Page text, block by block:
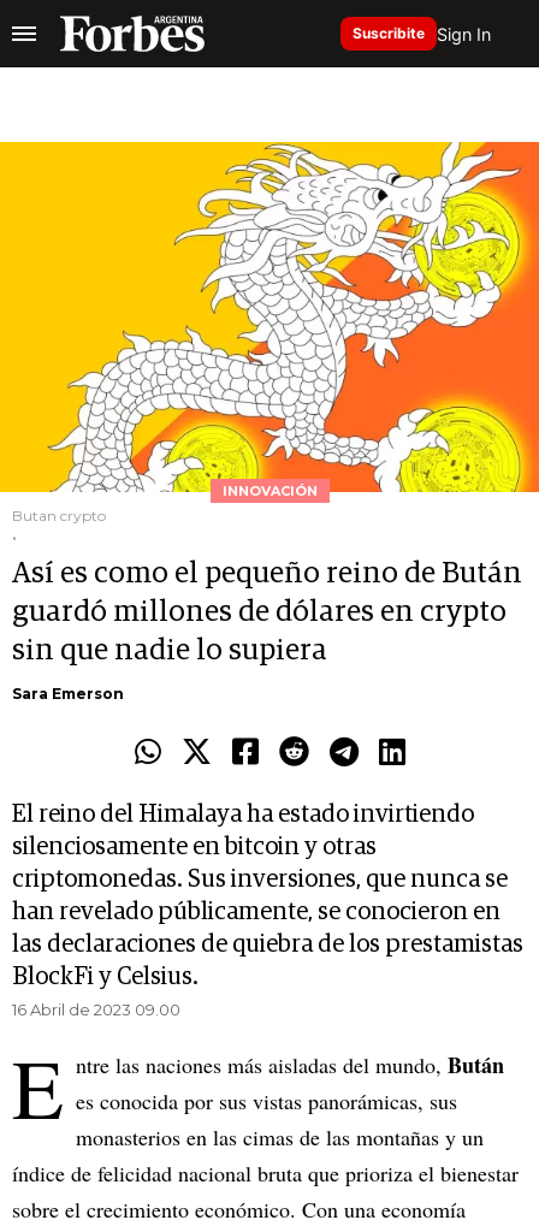
Suscribite Sign In
INNOVACIÓN
Butan crypto
.
Así es como el pequeño reino de Bután
guardó millones de dólares en crypto
sin que nadie lo supiera
Sara Emerson
El reino del Himalaya ha estado invirtiendo
silenciosamente en bitcoin y otras
criptomonedas. Sus inversiones, que nunca se
han revelado públicamente, se conocieron en
las declaraciones de quiebra de los prestamistas
BlockFi y Celsius.
16 Abril de 2023 09.00
E ntre las naciones más aisladas del mundo, Bután
es conocida por sus vistas panorámicas, sus
monasterios en las cimas de las montañas y un
índice de felicidad nacional bruta que prioriza el bienestar
sobre el crecimiento económico. Con una economía